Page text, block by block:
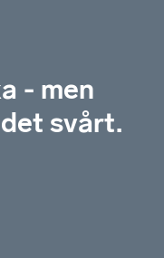
- men
svårt.